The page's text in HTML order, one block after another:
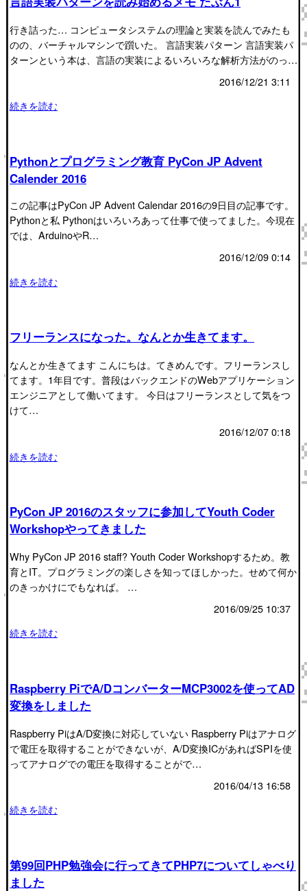
行き詰った… コンピュータシステムの理論と実装を読んでみたも
のの、バーチャルマシンで躓いた。 言語実装パターン 言語実装パ
ターンという本は、言語の実装によるいろいろな解析方法がのっ…
2016/12/21 3:11
続きを読む
Pythonとプログラミング教育 PyCon JP Advent
Calender 2016
この記事はPyCon JP Advent Calendar 2016の9日目の記事です。
Pythonと私 Pythonはいろいろあって仕事で使ってました。今現在
では、ArduinoやR…
2016/12/09 0:14
続きを読む
フリーランスになった。なんとか生きてます。
なんとか生きてます こんにちは。てきめんです。フリーランスし
てます。1年目です。普段はバックエンドのWebアプリケーション
エンジニアとして働いてます。 今日はフリーランスとして気をつ
けて…
2016/12/07 0:18
続きを読む
PyCon JP 2016のスタッフに参加してYouth Coder
Workshopやってきました
Why PyCon JP 2016 staff? Youth Coder Workshopするため。教
育とIT。プログラミングの楽しさを知ってほしかった。せめて何か
のきっかけにでもなれば。 …
2016/09/25 10:37
続きを読む
Raspberry PiでA/DコンバーターMCP3002を使ってAD
変換をしました
Raspberry PiはA/D変換に対応していない Raspberry Piはアナログ
で電圧を取得することができないが、A/D変換ICがあればSPIを使
ってアナログでの電圧を取得することがで…
2016/04/13 16:58
続きを読む
第99回PHP勉強会に行ってきてPHP7についてしゃべり
ました